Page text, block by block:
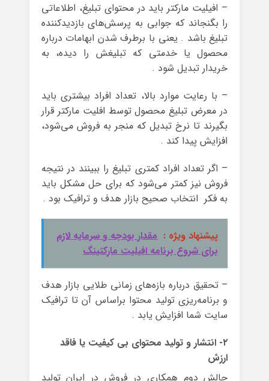
– افیلیت مارکتر باید در محتوای تبلیغ، اطلاعاتی
را بگنجاند که جوابی به پرسش‌های بازدید‌کننده
تبلیغ باشد . یعنی با برطرف شدن ابهامات درباره
محصول یا خدمتی که تبلیغش را دیده، به
خریدار تبدیل شود .
– با رعایت موارد بالا، تعداد افراد بیشتری باید
در معرض تبلیغ محصول توسط افلیت مارکتر قرار
بگیرند تا نرخ تبدیل که منجر به فروش می‌شود،
افزایش پیدا کند .
– اگر تعداد افراد کمتری تبلیغ را ببینند در نتیجه
فروش نیز کمتر می‌شود که برای حل مشکل باید
به فکر انتخاب صحیح بازار هدف و ترافیک بود .
پیشنهاد ویژه : مقدار بودجه و سرمایه لازم
برای شروع برنامه افیلیت مارکتینگ
– تحقیق درباره بازه‌های زمانی طلایی بازار هدف
و برنامه‌ریزی تولید محتوا براساس آن تا ترافیک
سایت شما افزایش یابد .
۲- انتشار و تولید محتوای بی کیفیت یا فاقد
ارزش
چالش دوم همکاری در فروش در ایران تولید